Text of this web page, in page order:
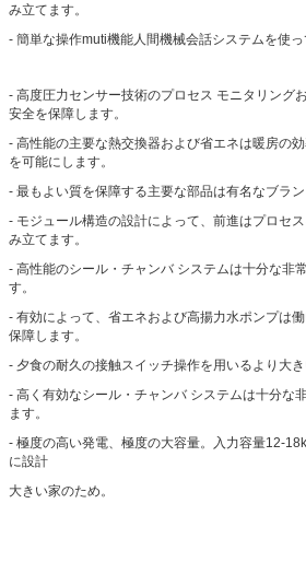
み立てます。
- 簡単な操作muti機能人間機械会話システムを使っ
- 高度圧力センサー技術のプロセス モニタリング
安全を保障します。
- 高性能の主要な熱交換器および省エネは暖房の
を可能にします。
- 最もよい質を保障する主要な部品は有名なブラ
- モジュール構造の設計によって、前進はプロセ
み立てます。
- 高性能のシール・チャンバ システムは十分な非
す。
- 有効によって、省エネおよび高揚力水ポンプは
保障します。
- 夕食の耐久の接触スイッチ操作を用いるより大き
- 高く有効なシール・チャンバ システムは十分な
ます。
- 極度の高い発電、極度の大容量。入力容量12-
に設計
大きい家のため。